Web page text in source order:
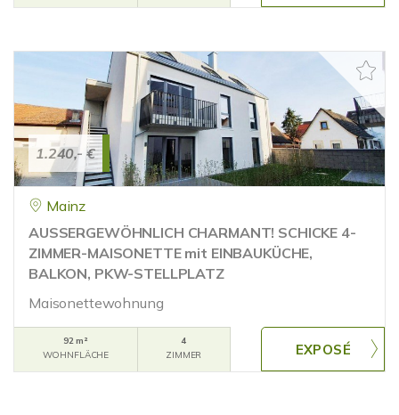
1.240,- €
Mainz
AUSSERGEWÖHNLICH CHARMANT! SCHICKE 4-
ZIMMER-MAISONETTE mit EINBAUKÜCHE,
BALKON, PKW-STELLPLATZ
Maisonettewohnung
92 m²
WOHNFLÄCHE
4
ZIMMER